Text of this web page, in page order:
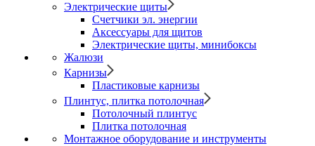
Электрические щиты
Счетчики эл. энергии
Аксессуары для щитов
Электрические щиты, минибоксы
Жалюзи
Карнизы
Пластиковые карнизы
Плинтус, плитка потолочная
Потолочный плинтус
Плитка потолочная
Монтажное оборудование и инструменты